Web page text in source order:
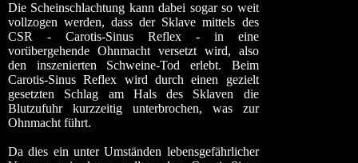
Die Scheinschlachtung kann dabei sogar so weit
vollzogen werden, dass der Sklave mittels des
CSR - Carotis-Sinus Reflex - in eine
vorübergehende Ohnmacht versetzt wird, also
den inszenierten Schweine-Tod erlebt. Beim
Carotis-Sinus Reflex wird durch einen gezielt
gesetzten Schlag am Hals des Sklaven die
Blutzufuhr kurzzeitig unterbrochen, was zur
Ohnmacht führt.
Da dies ein unter Umständen lebensgefährlicher